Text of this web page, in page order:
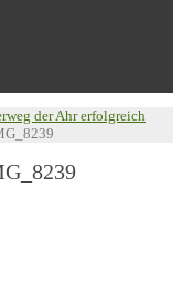
der Ahr erfolgreich